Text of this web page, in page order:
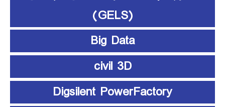
(GELS)
Big Data
civil 3D
Digsilent PowerFactory